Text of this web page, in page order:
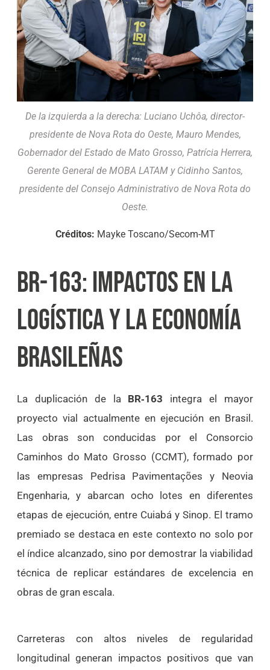
De la izquierda a la derecha: Luciano Uchôa, director-
presidente de Nova Rota do Oeste, Mauro Mendes,
Gobernador del Estado de Mato Grosso, Patrícia Herrera,
Gerente General de MOBA LATAM y Cidinho Santos,
presidente del Consejo Administrativo de Nova Rota do
Oeste.
Créditos: Mayke Toscano/Secom-MT
BR-163: IMPACTOS EN LA
LOGÍSTICA Y LA ECONOMÍA
BRASILEÑAS
La duplicación de la BR‑163 integra el mayor
proyecto vial actualmente en ejecución en Brasil.
Las obras son conducidas por el Consorcio
Caminhos do Mato Grosso (CCMT), formado por
las empresas Pedrisa Pavimentações y Neovia
Engenharia, y abarcan ocho lotes en diferentes
etapas de ejecución, entre Cuiabá y Sinop. El tramo
premiado se destaca en este contexto no solo por
el índice alcanzado, sino por demostrar la viabilidad
técnica de replicar estándares de excelencia en
obras de gran escala.
Carreteras con altos niveles de regularidad
longitudinal generan impactos positivos que van